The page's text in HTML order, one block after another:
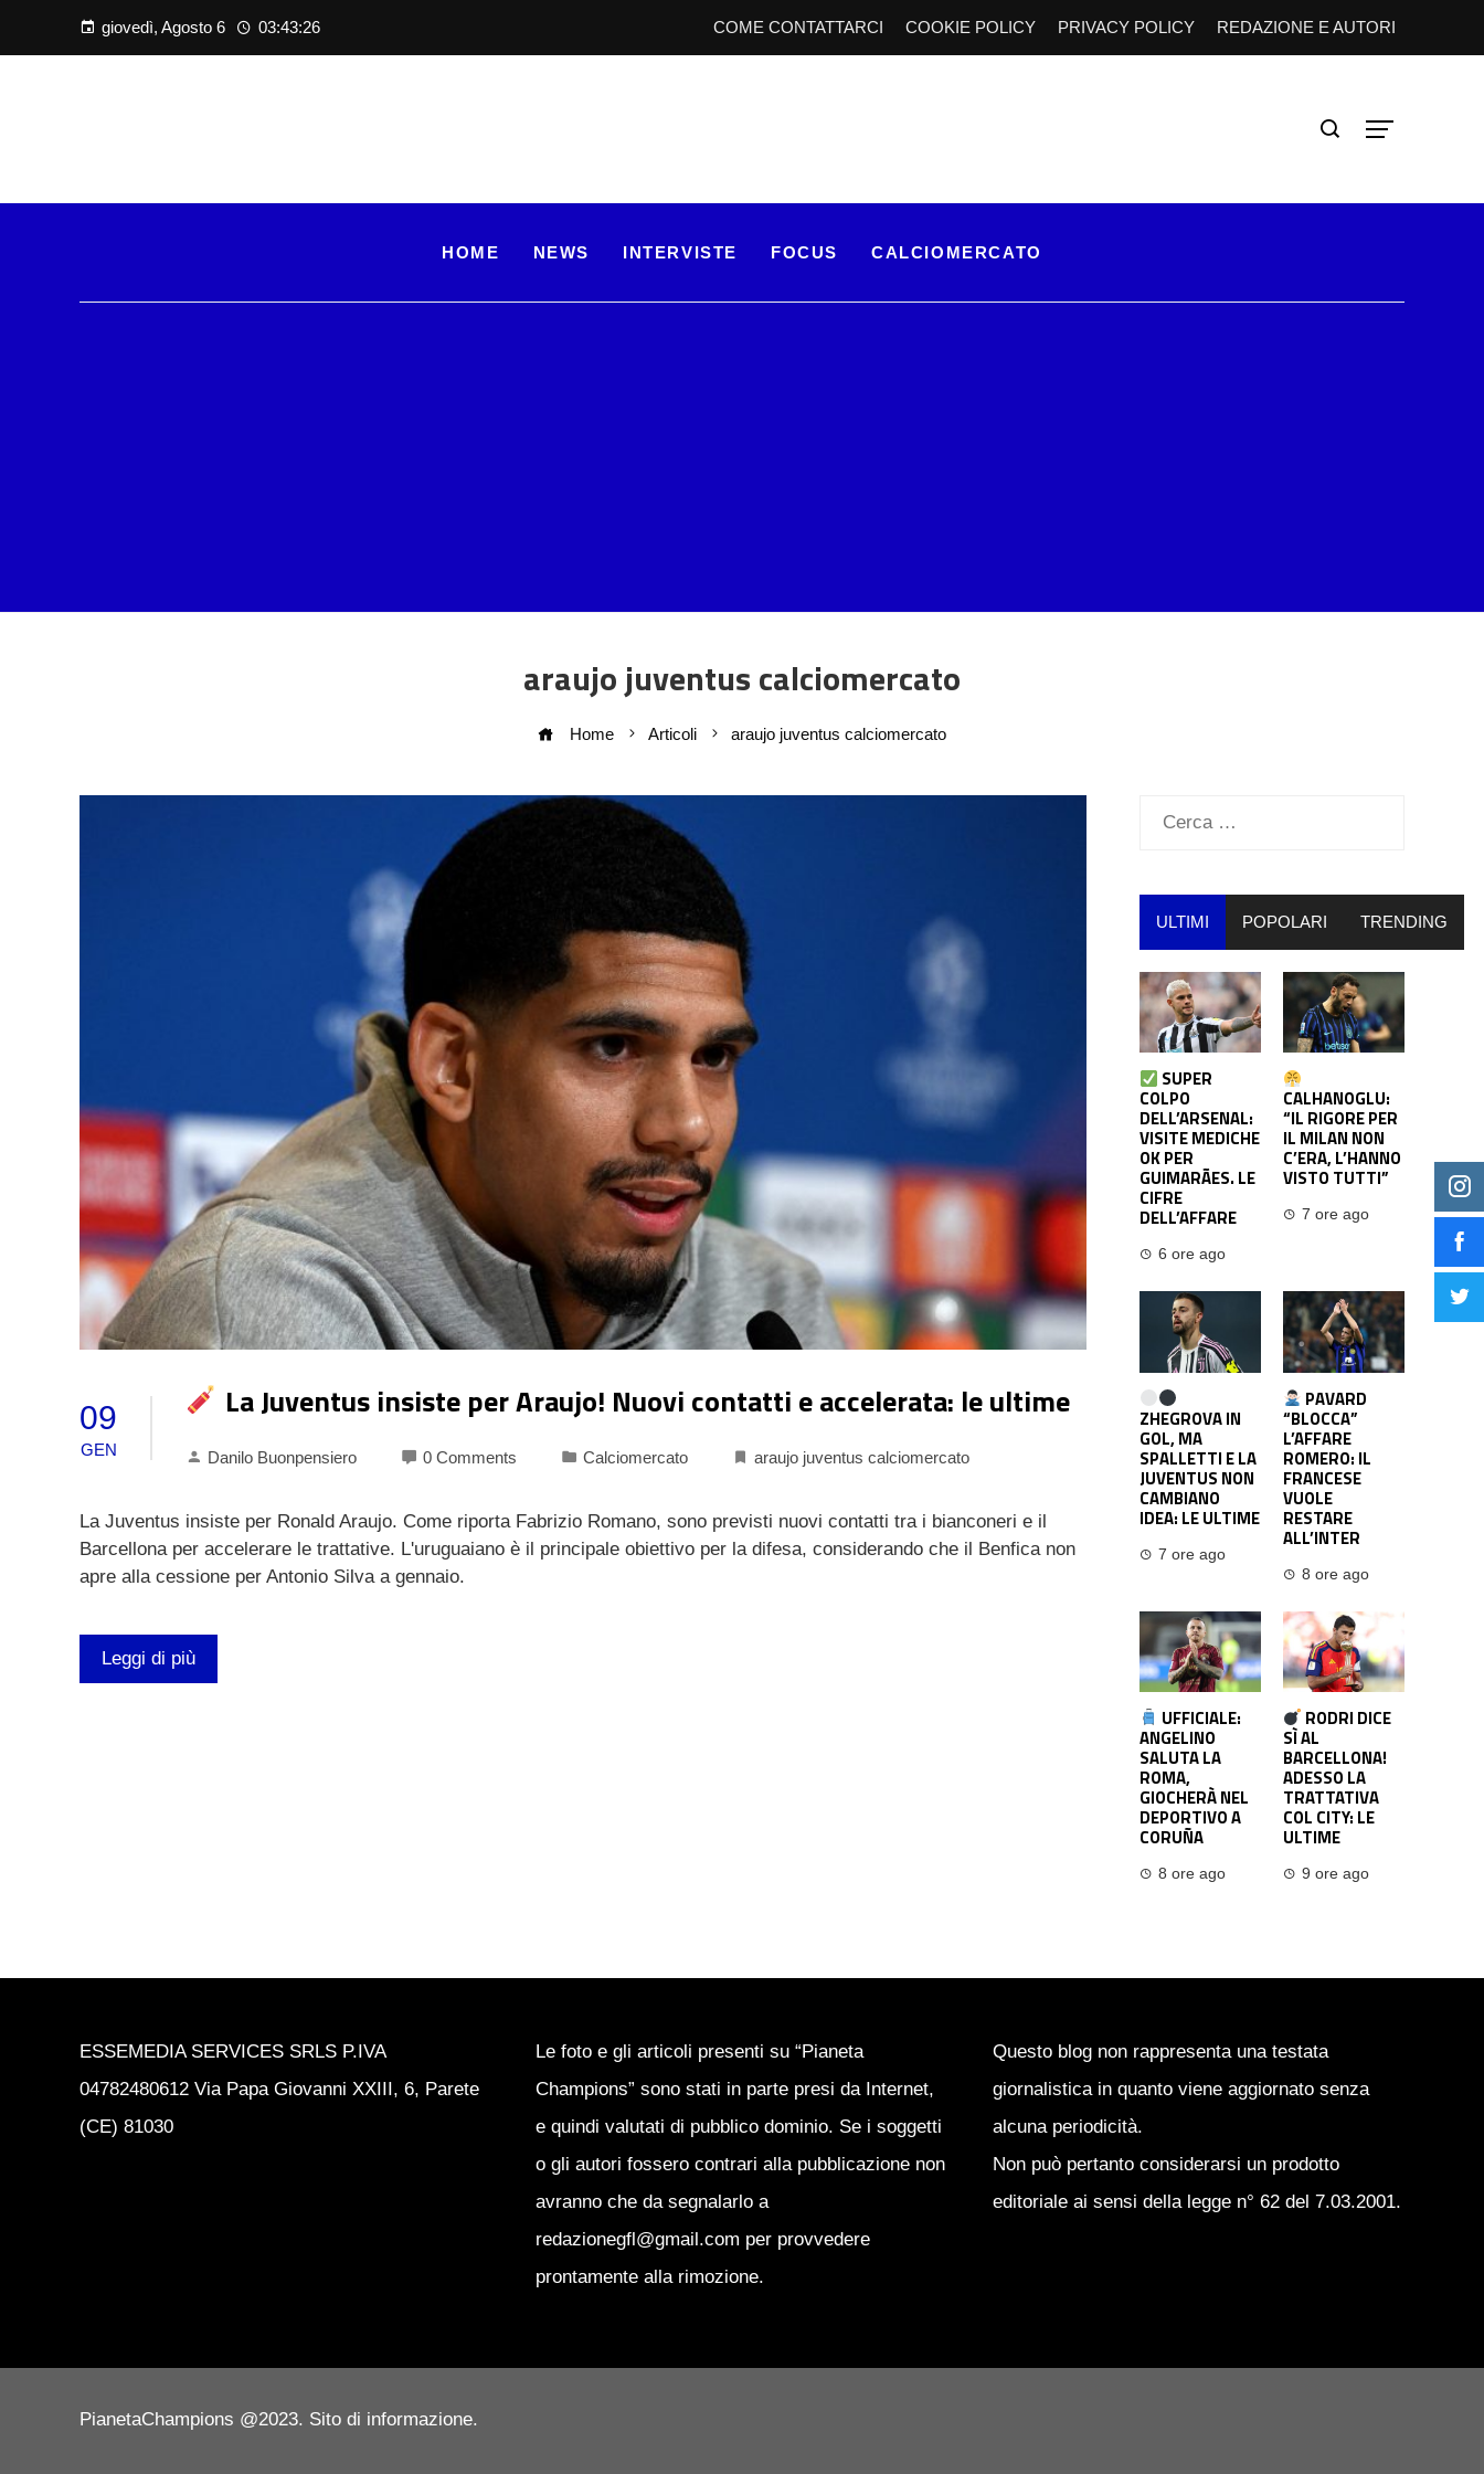
giovedì, Agosto 6 03:43:27 COME CONTATTARCI COOKIE POLICY PRIVACY POLICY REDAZIONE E AUTORI
HOME NEWS INTERVISTE FOCUS CALCIOMERCATO
araujo juventus calciomercato
Home Articoli araujo juventus calciomercato
09
GEN
La Juventus insiste per Araujo! Nuovi contatti e accelerata: le ultime
Danilo Buonpensiero 0 Comments Calciomercato araujo juventus calciomercato
La Juventus insiste per Ronald Araujo. Come riporta Fabrizio Romano, sono previsti nuovi contatti tra i bianconeri e il
Barcellona per accelerare le trattative. L'uruguaiano è il principale obiettivo per la difesa, considerando che il Benfica non
apre alla cessione per Antonio Silva a gennaio.
Leggi di più
Ricerca
ULTIMI POPOLARI TRENDING
SUPER
COLPO
DELL’ARSENAL:
VISITE MEDICHE
OK PER
GUIMARÃES. LE
CIFRE
DELL’AFFARE
6 ore ago
CALHANOGLU:
“IL RIGORE PER
IL MILAN NON
C’ERA, L’HANNO
VISTO TUTTI”
7 ore ago
ZHEGROVA IN
GOL, MA
SPALLETTI E LA
JUVENTUS NON
CAMBIANO
IDEA: LE ULTIME
7 ore ago
PAVARD
“BLOCCA”
L’AFFARE
ROMERO: IL
FRANCESE
VUOLE
RESTARE
ALL’INTER
8 ore ago
UFFICIALE:
ANGELINO
SALUTA LA
ROMA,
GIOCHERÀ NEL
DEPORTIVO A
CORUÑA
8 ore ago
RODRI DICE
SÌ AL
BARCELLONA!
ADESSO LA
TRATTATIVA
COL CITY: LE
ULTIME
9 ore ago
ESSEMEDIA SERVICES SRLS P.IVA
04782480612 Via Papa Giovanni XXIII, 6, Parete
(CE) 81030
Le foto e gli articoli presenti su “Pianeta
Champions” sono stati in parte presi da Internet,
e quindi valutati di pubblico dominio. Se i soggetti
o gli autori fossero contrari alla pubblicazione non
avranno che da segnalarlo a
redazionegfl@gmail.com per provvedere
prontamente alla rimozione.
Questo blog non rappresenta una testata
giornalistica in quanto viene aggiornato senza
alcuna periodicità.
Non può pertanto considerarsi un prodotto
editoriale ai sensi della legge n° 62 del 7.03.2001.
PianetaChampions @2023. Sito di informazione.